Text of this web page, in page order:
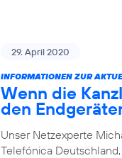
29. April 2020
INFORMATIONEN ZUR
Wenn die
den
Unser Netzexperte
Telefónica